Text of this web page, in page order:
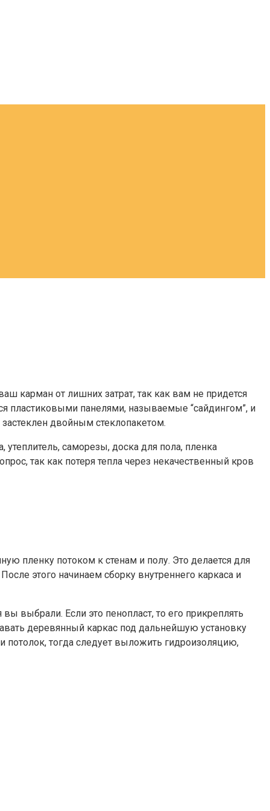
карман от лишних затрат, так как вам не придется
пластиковыми панелями, называемые “сайдингом”, и
двойным стеклопакетом.
саморезы, доска для пола, пленка
так как потеря тепла через некачественный кров
пленку потоком к стенам и полу. Это делается для
этого начинаем сборку внутреннего каркаса и
выбрали. Если это пенопласт, то его прикреплять
деревянный каркас под дальнейшую установку
потолок, тогда следует выложить гидроизоляцию,